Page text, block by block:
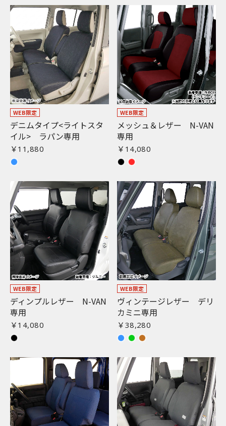
WEB限定
デニムタイプ<ライトスタ
イル> ラパン専用
￥11,880
WEB限定
メッシュ＆レザー N-VAN
専用
￥14,080
WEB限定
ディンプルレザー N-VAN
専用
￥14,080
WEB限定
ヴィンテージレザー デリ
カミニ専用
￥38,280